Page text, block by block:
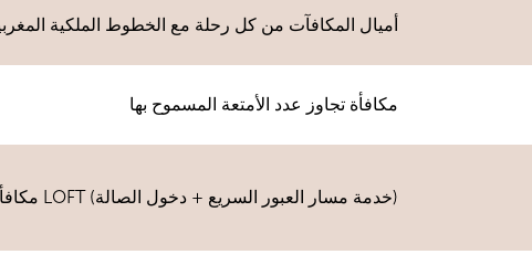
أميال المكافآت من كل رحلة مع الخطوط الملكية
مكافأة تجاوز عدد الأمتعة المسموح بها
(خدمة مسار العبور السريع + دخول الصالة) LOFT مكافأة